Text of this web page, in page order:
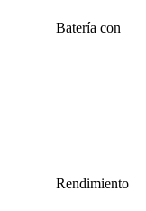
Batería con
Rendimiento